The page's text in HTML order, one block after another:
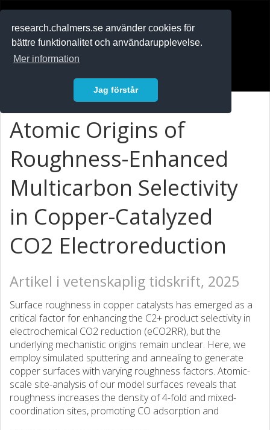
research.chalmers.se använder cookies för
bättre funktionalitet och användarupplevelse.
Mer information
Jag förstår
Atomic Origins of
Roughness-Enhanced
Multicarbon Selectivity
in Copper-Catalyzed
CO2 Electroreduction
Artikel i vetenskaplig tidskrift, 2025
Surface roughness in copper catalysts has emerged as a
critical factor for enhancing the C2+ product selectivity in
electrochemical CO2 reduction (eCO2RR), but the
underlying mechanistic origins remain unclear. Here, we
employ simulated sputtering and annealing to generate
copper surfaces with varying roughness factors. Atomic-
scale site-analysis of our model surfaces reveals that
roughness increases the density of 4-fold and mixed-
coordination sites, promoting CO adsorption and